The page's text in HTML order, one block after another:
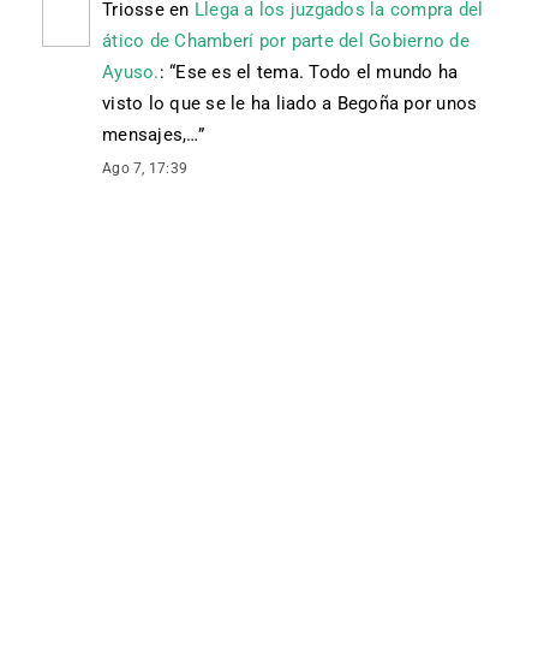
Triosseen Llega a los juzgados la compra del
ático de Chamberí por parte del Gobierno de
Ayuso.: “Ese es el tema. Todo el mundo ha
visto lo que se le ha liado a Begoña por unos
mensajes,…”
Ago 7, 17:39